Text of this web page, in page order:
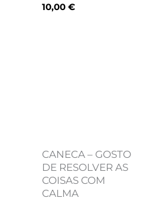
10,00 €
CANECA – GOSTO
DE RESOLVER AS
COISAS COM
CALMA